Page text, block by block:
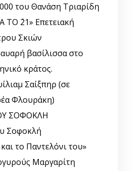
του Θανάση Τριαρίδη
ΤΟ ΄21» Επετειακή
Σκιών
βασίλισσα στο
κράτος.
Σαίξπηρ (σε
Φλουράκη)
ΣΟΦΟΚΛΗ
Σοφοκλή
το Παντελόνι του»
Μαργαρίτη